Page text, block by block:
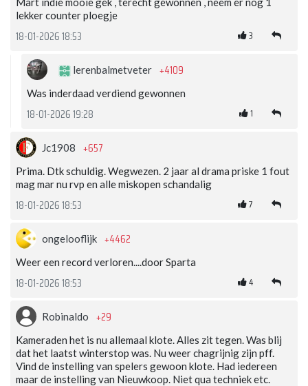
lekker counter ploegje
18-01-2026 18:53 3
lerenbalmetveter +4109
Was inderdaad verdiend gewonnen
18-01-2026 19:28 1
Jc1908 +657
Prima. Dtk schuldig. Wegwezen. 2 jaar al drama priske 1 fout
mag mar nu rvp en alle miskopen schandalig
18-01-2026 18:53 7
ongelooflijk +4462
Weer een record verloren....door Sparta
18-01-2026 18:53 4
Robinaldo +29
Kameraden het is nu allemaal klote. Alles zit tegen. Was blij
dat het laatst winterstop was. Nu weer chagrijnig zijn pff.
Vind de instelling van spelers gewoon klote. Had iedereen
maar de instelling van Nieuwkoop. Niet qua techniek etc.